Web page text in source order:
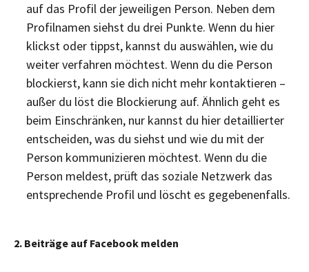
auf das Profil der jeweiligen Person. Neben dem
Profilnamen siehst du drei Punkte. Wenn du hier
klickst oder tippst, kannst du auswählen, wie du
weiter verfahren möchtest. Wenn du die Person
blockierst, kann sie dich nicht mehr kontaktieren –
außer du löst die Blockierung auf. Ähnlich geht es
beim Einschränken, nur kannst du hier detaillierter
entscheiden, was du siehst und wie du mit der
Person kommunizieren möchtest. Wenn du die
Person meldest, prüft das soziale Netzwerk das
entsprechende Profil und löscht es gegebenenfalls.
2. Beiträge auf Facebook melden